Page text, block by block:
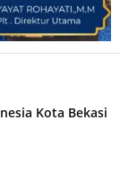
Kota Bekasi